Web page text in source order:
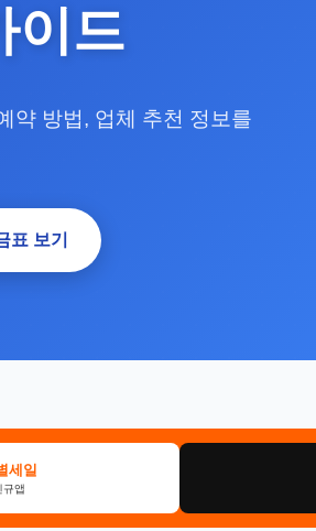
이드
약 방법, 업체 추천 정보를
표 보기
세일
규앱